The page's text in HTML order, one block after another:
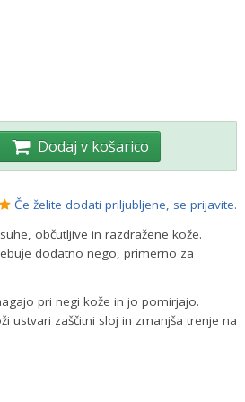
Dodaj v košarico
Če želite dodati priljubljene, se prijavite.
občutljive in razdražene kože.
dodatno nego, primerno za
pri negi kože in jo pomirjajo.
ustvari zaščitni sloj in zmanjša trenje na